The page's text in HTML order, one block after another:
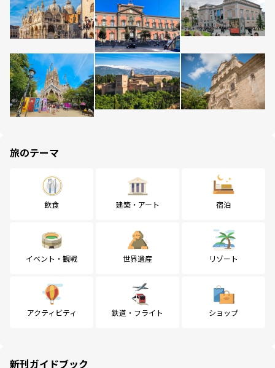
旅のテーマ
飲食 建築・アート 宿泊
イベント・観戦 世界遺産 リゾート
アクティビティ 鉄道・フライト ショップ
新刊ガイドブック